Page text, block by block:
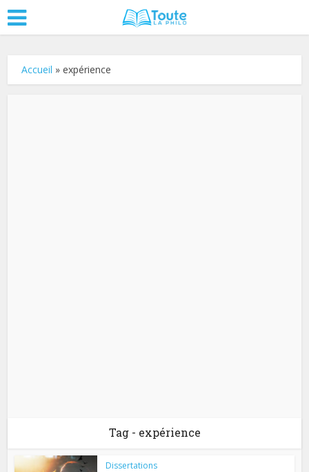
Accueil »expérience
Tag - expérience
Dissertations